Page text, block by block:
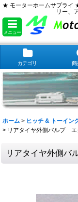
★ モーターホームサプライ
リー、
メニュー
カテゴリ 商
ホーム > ヒッチ & トーイン
> リアタイヤ外側バルブ エ
リアタイヤ外側